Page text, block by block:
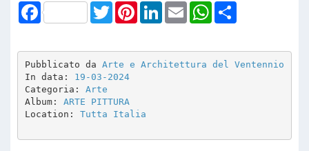
Facebook TwitterPinterestLinkedInEmail WhatsApp
Pubblicato da Arte e Architettura del Ventennio
In data: 19-03-2024
Categoria: Arte
Album: ARTE PITTURA
Location: Tutta Italia